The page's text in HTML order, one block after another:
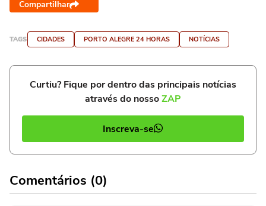
Compartilhar
TAGS CIDADES PORTO ALEGRE 24 HORAS NOTÍCIAS
Curtiu? Fique por dentro das principais notícias
através do nossoZAP
Inscreva-se
Comentários (0)